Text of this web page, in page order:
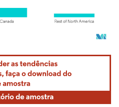
requer atribuição conforme CC BY 4.0.